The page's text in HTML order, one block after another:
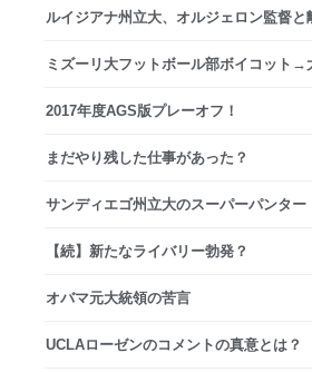
ルイジアナ州立大、オルジェロン監督と
ミズーリ大フットボール部ボイコット→
2017年度AGS版プレーオフ！
まだやり残した仕事があった？
サンディエゴ州立大のスーパーパンター
【続】新たなライバリー勃発？
オバマ元大統領の苦言
UCLAローゼンのコメントの真意とは？